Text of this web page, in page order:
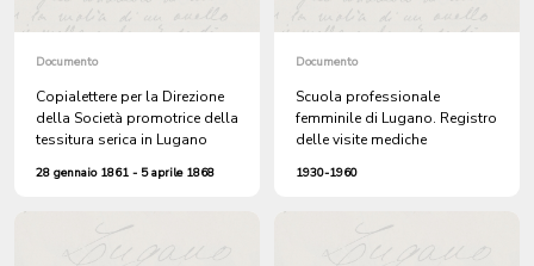
Documento
Copialettere per la Direzione
della Società promotrice della
tessitura serica in Lugano
28 gennaio 1861 - 5 aprile 1868
Documento
Scuola professionale
femminile di Lugano. Registro
delle visite mediche
1930-1960